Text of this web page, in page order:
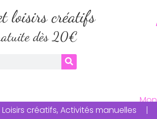
loisirs créatifs
dès 20€
Loisirs créatifs, Activités manuelles